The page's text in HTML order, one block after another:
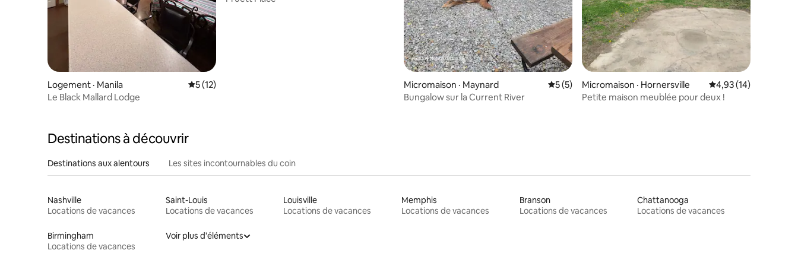
Logement · Manila Note moyenne de 5 sur 5, 12 commentaires
5 (12)
Le Black Mallard Lodge
Micromaison · Maynard Note moyenne de 5 sur 5, 5 commentaires
5 (5)
Bungalow sur la Current River
Micromaison · Hornersville Note moyenne de
4,93 (14)
Petite maison meublée pour deux !
Destinations à découvrir
Destinations aux alentours Les sites incontournables du coin
Nashville
Locations de vacances
Saint-Louis
Locations de vacances
Louisville
Locations de vacances
Memphis
Locations de vacances
Branson
Locations de vacances
Chattanooga
Locations de vacances
Birmingham
Locations de vacances
Voir plus d'éléments